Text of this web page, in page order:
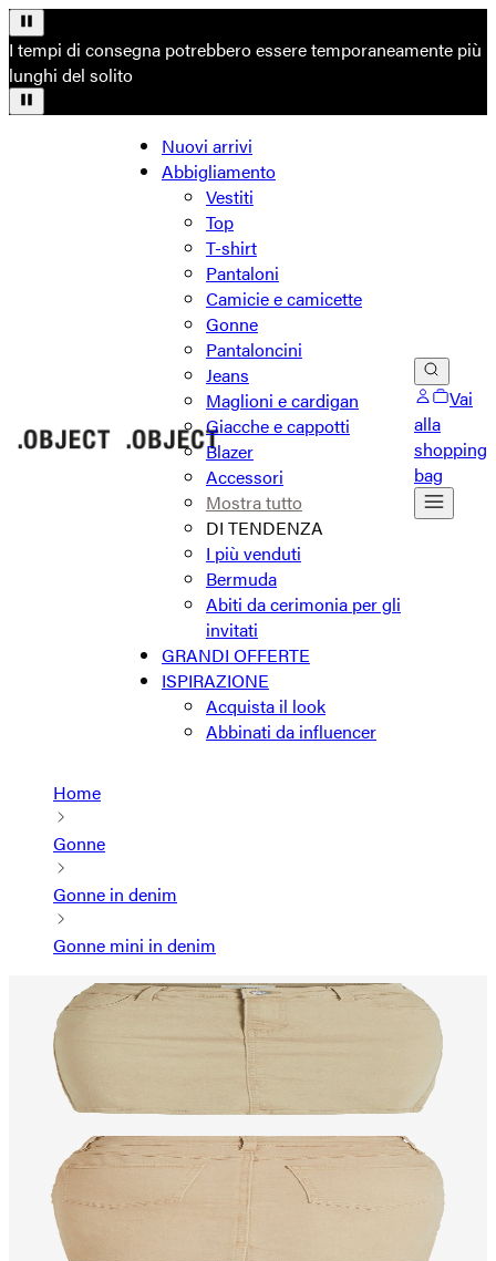
I tempi di consegna potrebbero essere temporaneamente più
lunghi del solito
Nuovi arrivi
Abbigliamento
Vestiti
Top
T-shirt
Pantaloni
Camicie e camicette
Gonne
Pantaloncini
Jeans
Maglioni e cardigan
Giacche e cappotti
Blazer
Accessori
Mostra tutto
DI TENDENZA
I più venduti
Bermuda
Abiti da cerimonia per gli
invitati
GRANDI OFFERTE
ISPIRAZIONE
Acquista il look
Abbinati da influencer
Vai
alla
shopping
bag
Home
Gonne
Gonne in denim
Gonne mini in denim